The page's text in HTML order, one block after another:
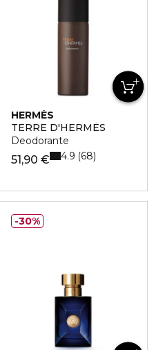
HERMÈS
TERRE D'HERMÈS
Deodorante
51,90 € 4.9 68
30%